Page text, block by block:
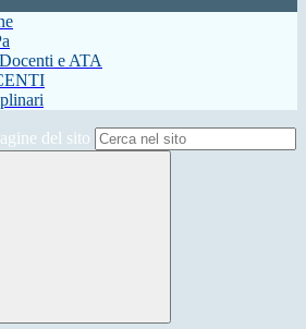
e ATA
del sito